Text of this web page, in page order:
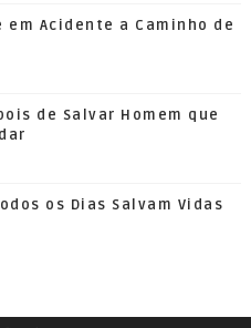
em Acidente a Caminho de
de Salvar Homem que
os Dias Salvam Vidas